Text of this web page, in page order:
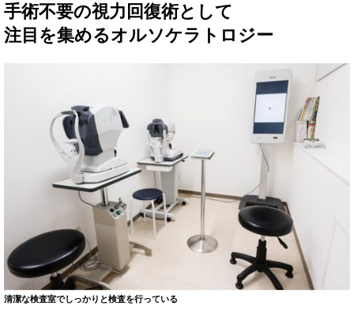
手術不要の視力回復術として
注目を集めるオルソケラトロジー
清潔な検査室でしっかりと検査を行っている